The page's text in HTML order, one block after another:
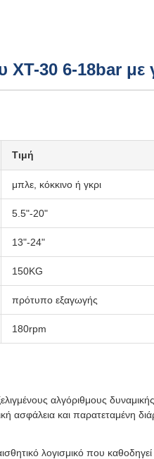
XT-30 6-18bar
Τιμή
μπλε, κόκκινο ή γκρι
5.5"-20"
13"-24"
150KG
πρότυπο εξαγωγής
180rpm
αλγόριθμους
ασφάλεια και παρατεταμένη
λογισμικό που